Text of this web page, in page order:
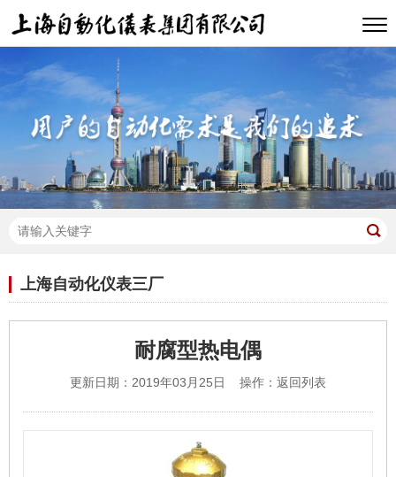
上海自动化仪表三厂
耐腐型热电偶
更新日期：2019年03月25日 操作： 返回列表